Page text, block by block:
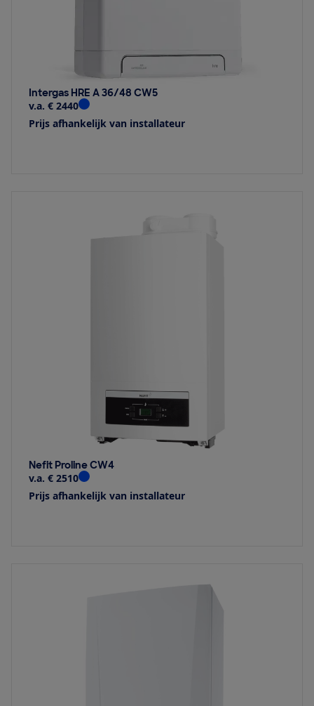
Intergas HRE A 36/48 CW5
v.a. € 2440
Prijs afhankelijk van installateur
Nefit Proline CW4
v.a. € 2510
Prijs afhankelijk van installateur